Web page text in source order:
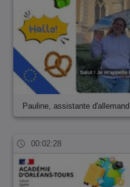
Pauline, assistante d'allemand
00:02:28